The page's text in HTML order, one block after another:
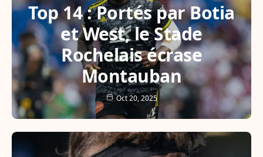
Top 14 : Portés par Botia
et West, le Stade
Rochelais écrase
Montauban
Oct 20, 2025